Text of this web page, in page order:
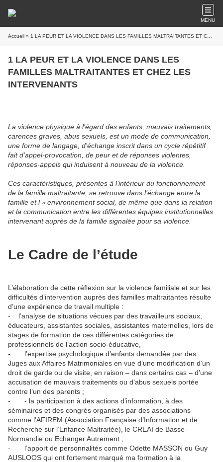
MENU
Accueil » 1 LA PEUR ET LA VIOLENCE DANS LES FAMILLES MALTRAITANTES ET CHEZ LES INTERVENANTS
1 LA PEUR ET LA VIOLENCE DANS LES
FAMILLES MALTRAITANTES ET CHEZ LES
INTERVENANTS
La violence physique à l’égard des enfants, mauvais traitements,
carences graves, abus sexuels, est un mode de communication,
une forme de langage, d’échange inscrit dans un cycle répétitif
fait d’appel-provocation, de peur et de réponses violentes,
réponses-appels qui induisent à nouveau de la violence.
Ces caractéristiques, présentes à l’intérieur du fonctionnement
de la famille maltraitante, se retrouve dans l’échange entre la
famille et l »’environnement social, de même que dans la relation
et la communication entre les différentes équipes institutionnelles
intervenant auprès de la famille signalée pour sa violence.
Le Cadre de l’étude
L’élaboration de cette réflexion sur la violence familiale et sur les
difficultés d’intervention auprès des familles maltraitantes résulte
d’une expérience de travail multiple :
- l’analyse de situations vécues par des travailleurs sociaux,
éducateurs, assistantes sociales, assistantes maternelles, lors de
stages de formation de ces différentes catégories de
professionnels de l’action socio-éducative,
- l’expertise psychologique d’enfants demandée par des
Juges aux Affaires Matrimoniales en vue d’une modification d’un
droit de garde ou de visite, en raison – dans certains cas – d’une
accusation de mauvais traitements ou d’abus sexuels portée
contre l’un des parents ;
- - la participation à des actions d’information, à des
séminaires et des congrès organisés par des associations
comme l’AFIREM (Association Française d’Information et de
Recherche sur l’Enfance Maltraitée), le CREAI de Basse-
Normandie ou Echanger Autrement ;
- l’apport de personnalités comme Odette MASSON ou Guy
AUSLOOS qui ont fortement marqué ma formation à la